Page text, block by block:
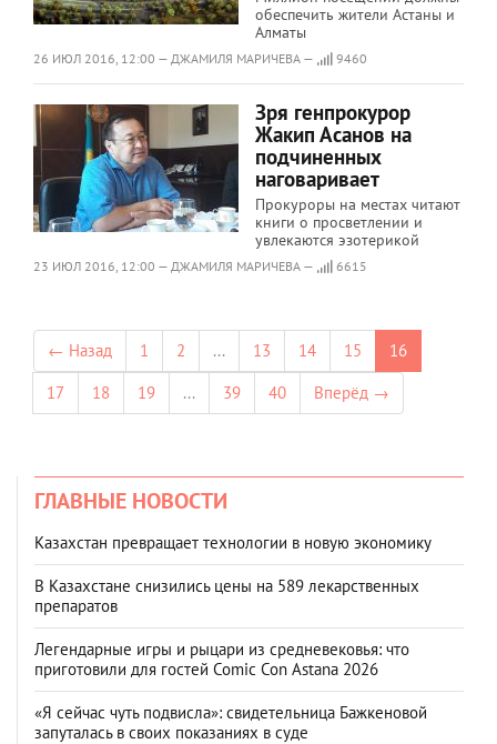
обеспечить жители Астаны и
Алматы
26 ИЮЛ 2016, 12:00 — ДЖАМИЛЯ МАРИЧЕВА — 9460
Зря генпрокурор
Жакип Асанов на
подчиненных
наговаривает
Прокуроры на местах читают
книги о просветлении и
увлекаются эзотерикой
23 ИЮЛ 2016, 12:00 — ДЖАМИЛЯ МАРИЧЕВА — 6615
← Назад 1 2 ... 13 14 15
16
17
18 19 ... 39 40 Вперёд →
ГЛАВНЫЕ НОВОСТИ
Казахстан превращает технологии в новую экономику
В Казахстане снизились цены на 589 лекарственных
препаратов
Легендарные игры и рыцари из средневековья: что
приготовили для гостей Comic Con Astana 2026
«Я сейчас чуть подвисла»: свидетельница Бажкеновой
запуталась в своих показаниях в суде